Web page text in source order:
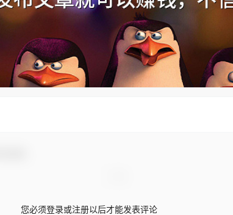
您必须登录或注册以后才能发表评论